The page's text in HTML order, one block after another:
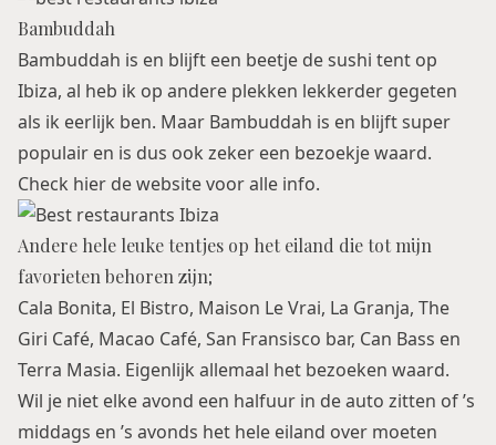
Bambuddah
Bambuddah is en blijft een beetje de sushi tent op
Ibiza, al heb ik op andere plekken lekkerder gegeten
als ik eerlijk ben. Maar Bambuddah is en blijft super
populair en is dus ook zeker een bezoekje waard.
Check hier de website voor alle info.
Andere hele leuke tentjes op het eiland die tot mijn
favorieten behoren zijn;
Cala Bonita, El Bistro, Maison Le Vrai, La Granja, The
Giri Café, Macao Café, San Fransisco bar, Can Bass en
Terra Masia. Eigenlijk allemaal het bezoeken waard.
Wil je niet elke avond een halfuur in de auto zitten of ’s
middags en ’s avonds het hele eiland over moeten